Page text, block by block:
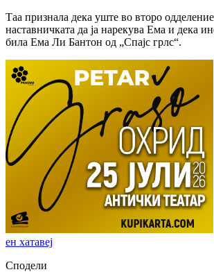
Таа признала дека уште во второ
наставничката да ја нарекува Ема и дека
била Ема Ли Бантон од „Спајс грлс“.
ен хатавеј
Сподели